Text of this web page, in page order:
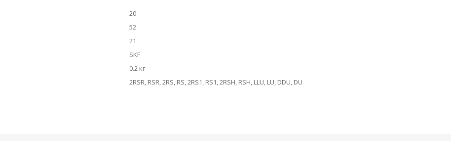
20
52
21
SKF
0.2 кг
2RSR, RSR, 2RS, RS, 2RS1, RS1, 2RSH, RSH, LLU, LU, DDU, DU